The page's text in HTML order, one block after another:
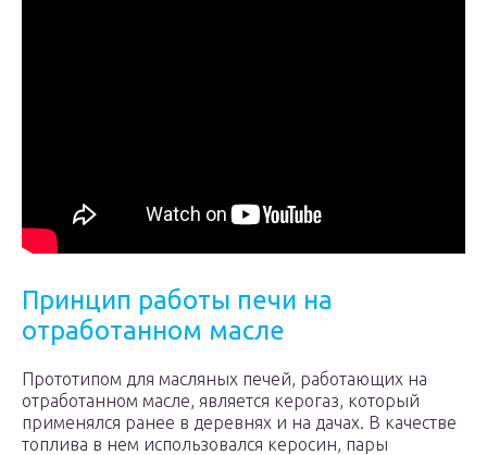
Принцип работы печи на
отработанном масле
Прототипом для масляных печей, работающих на
отработанном масле, является керогаз, который
применялся ранее в деревнях и на дачах. В качестве
топлива в нем использовался керосин, пары